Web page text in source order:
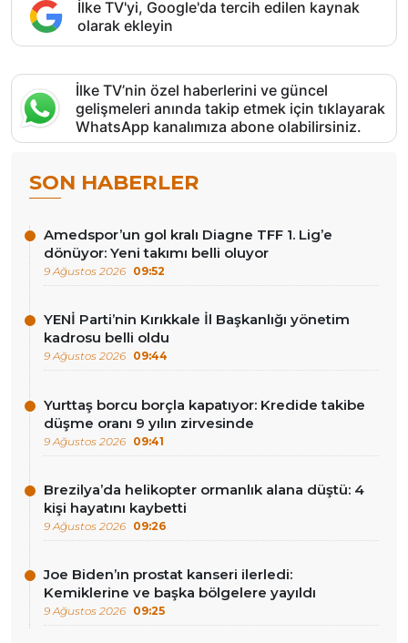
İlke TV'yi, Google'da tercih edilen kaynak
olarak ekleyin
İlke TV’nin özel haberlerini ve güncel
gelişmeleri anında takip etmek için tıklayarak
WhatsApp kanalımıza abone olabilirsiniz.
SON HABERLER
Amedspor’un gol kralı Diagne TFF 1. Lig’e
dönüyor: Yeni takımı belli oluyor
9 Ağustos 2026 09:52
YENİ Parti’nin Kırıkkale İl Başkanlığı yönetim
kadrosu belli oldu
9 Ağustos 2026 09:44
Yurttaş borcu borçla kapatıyor: Kredide takibe
düşme oranı 9 yılın zirvesinde
9 Ağustos 2026 09:41
Brezilya’da helikopter ormanlık alana düştü: 4
kişi hayatını kaybetti
9 Ağustos 2026 09:26
Joe Biden’ın prostat kanseri ilerledi:
Kemiklerine ve başka bölgelere yayıldı
9 Ağustos 2026 09:25